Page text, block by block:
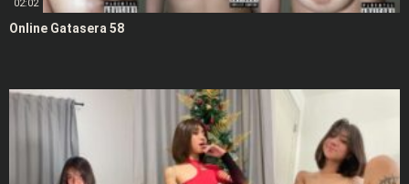
02:02
Online Gatasera 58